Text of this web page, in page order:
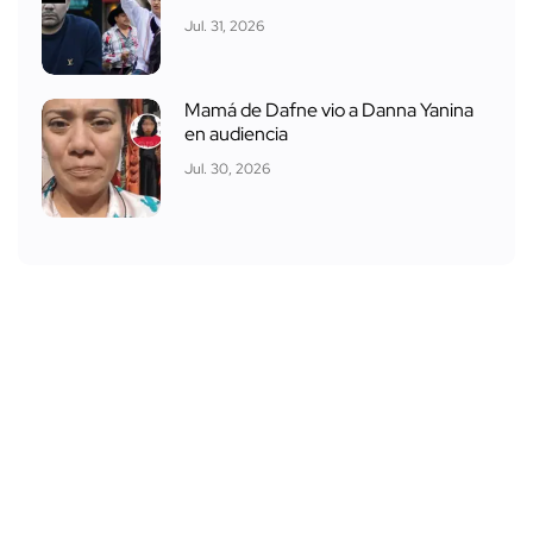
Jul. 31, 2026
Mamá de Dafne vio a Danna Yanina
en audiencia
Jul. 30, 2026